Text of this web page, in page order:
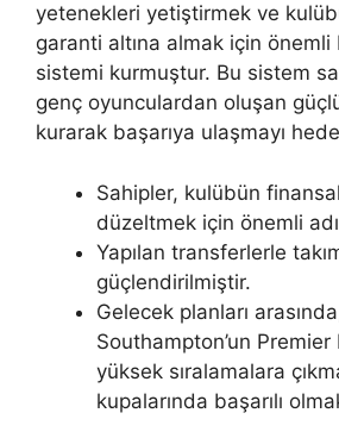
yetenekleri yetiştirmek ve
garanti altına almak için önemli
sistemi kurmuştur. Bu sistem
genç oyunculardan oluşan
kurarak başarıya ulaşmayı
Sahipler, kulübün
düzeltmek için önemli
Yapılan transferlerle
güçlendirilmiştir.
Gelecek planları
Southampton’un Premier
yüksek sıralamalara
kupalarında başarılı